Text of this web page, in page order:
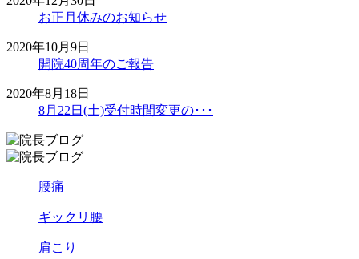
お正月休みのお知らせ
2020年10月9日
開院40周年のご報告
2020年8月18日
8月22日(土)受付時間変更の･･･
腰痛
ギックリ腰
肩こり